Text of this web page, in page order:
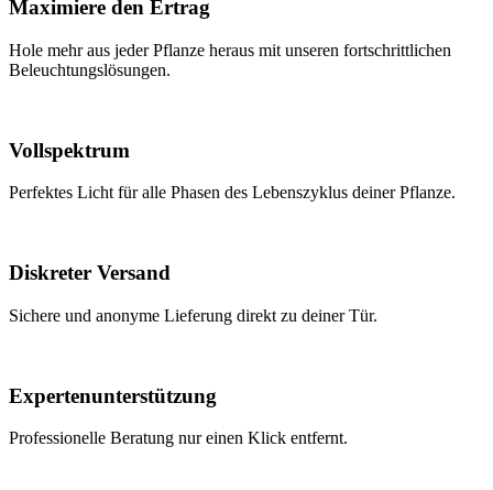
Maximiere den Ertrag
Hole mehr aus jeder Pflanze heraus mit unseren fortschrittlichen
Beleuchtungslösungen.
Vollspektrum
Perfektes Licht für alle Phasen des Lebenszyklus deiner Pflanze.
Diskreter Versand
Sichere und anonyme Lieferung direkt zu deiner Tür.
Expertenunterstützung
Professionelle Beratung nur einen Klick entfernt.